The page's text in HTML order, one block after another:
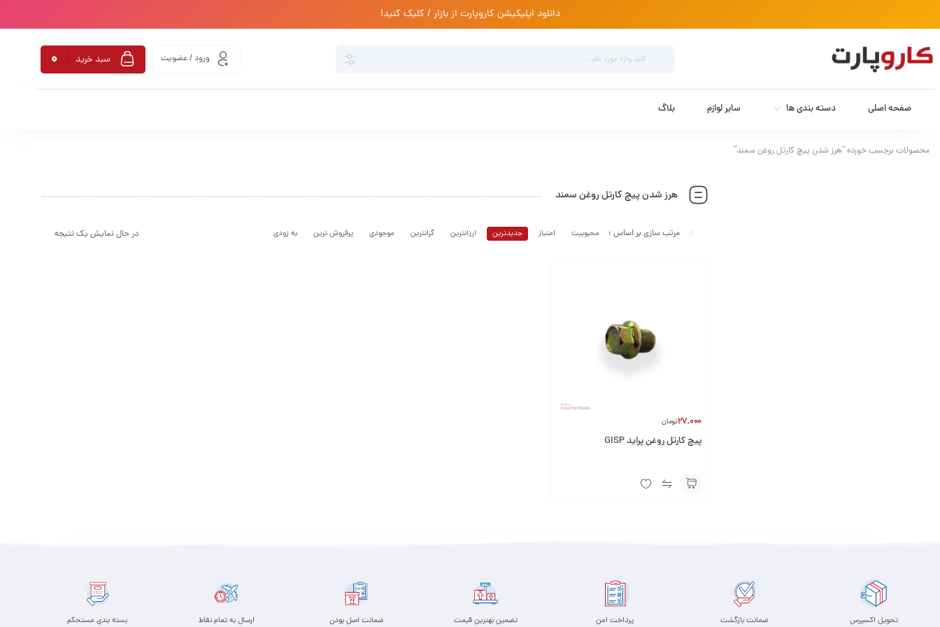
دانلود اپلیکیشن کاروپارت از بازار / کلیک کنید!
ورود / عضویت سبد خرید 0
صفحه اصلی دسته بندی ها سایر لوازم بلاگ
محصولات برچسب خورده “هرز شدن پیچ کارتل روغن سمند”
هرز شدن پیچ کارتل روغن سمند
در حال نمایش یک نتیجه محبوبیت امتیاز جدیدترین ارزانترین گرانترین موجودی پرفروش ترین به زودی
27,000تومان
پیچ کارتل روغن پراید GISP
تحویل اکسپرس ضمانت بازگشت پرداخت امن تضمین بهترین قیمت ضمانت اصل بودن ارسال به تمام نقاط بسته بندی مستحکم